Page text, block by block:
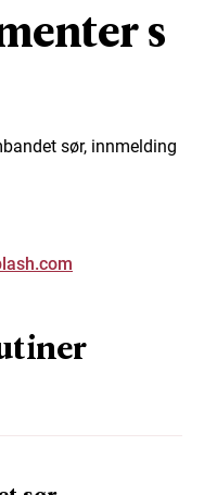
s
sør, innmelding